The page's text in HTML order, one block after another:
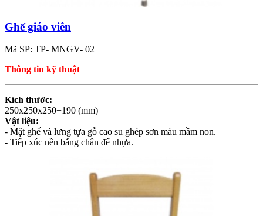
Ghế giáo viên
Mã SP: TP- MNGV- 02
Thông tin kỹ thuật
Kích thước:
250x250x250+190 (mm)
Vật liệu:
- Mặt ghế và lưng tựa gỗ cao su ghép sơn màu mầm non.
- Tiếp xúc nền bằng chân đế nhựa.